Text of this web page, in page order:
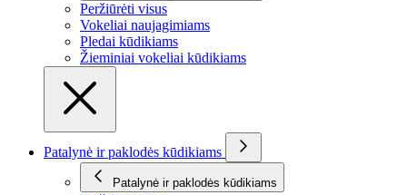
Peržiūrėti visus
Vokeliai naujagimiams
Pledai kūdikiams
Žieminiai vokeliai kūdikiams
Patalynė ir paklodės kūdikiams
Patalynė ir paklodės kūdikiams